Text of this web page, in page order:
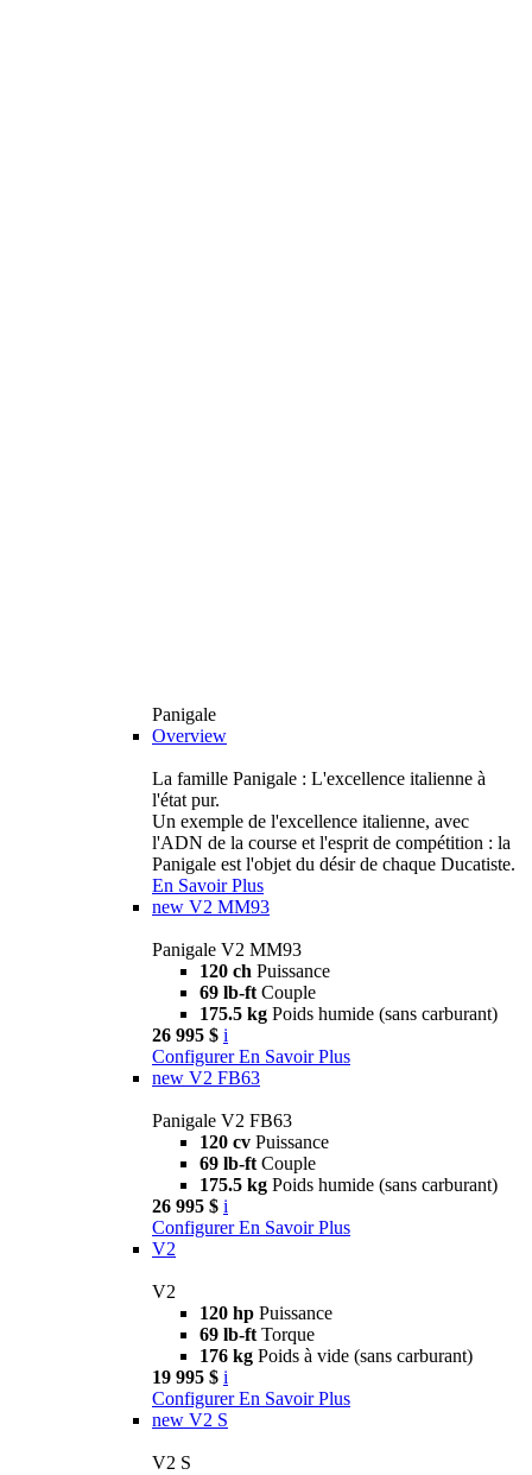
Panigale
Overview
La famille Panigale : L'excellence italienne à
l'état pur.
Un exemple de l'excellence italienne, avec
l'ADN de la course et l'esprit de compétition : la
Panigale est l'objet du désir de chaque Ducatiste.
En Savoir Plus
new V2 MM93
Panigale V2 MM93
120 ch Puissance
69 lb-ft Couple
175.5 kg Poids humide (sans carburant)
26 995 $ i
Configurer En Savoir Plus
new V2 FB63
Panigale V2 FB63
120 cv Puissance
69 lb-ft Couple
175.5 kg Poids humide (sans carburant)
26 995 $ i
Configurer En Savoir Plus
V2
V2
120 hp Puissance
69 lb-ft Torque
176 kg Poids à vide (sans carburant)
19 995 $ i
Configurer En Savoir Plus
new V2 S
V2 S